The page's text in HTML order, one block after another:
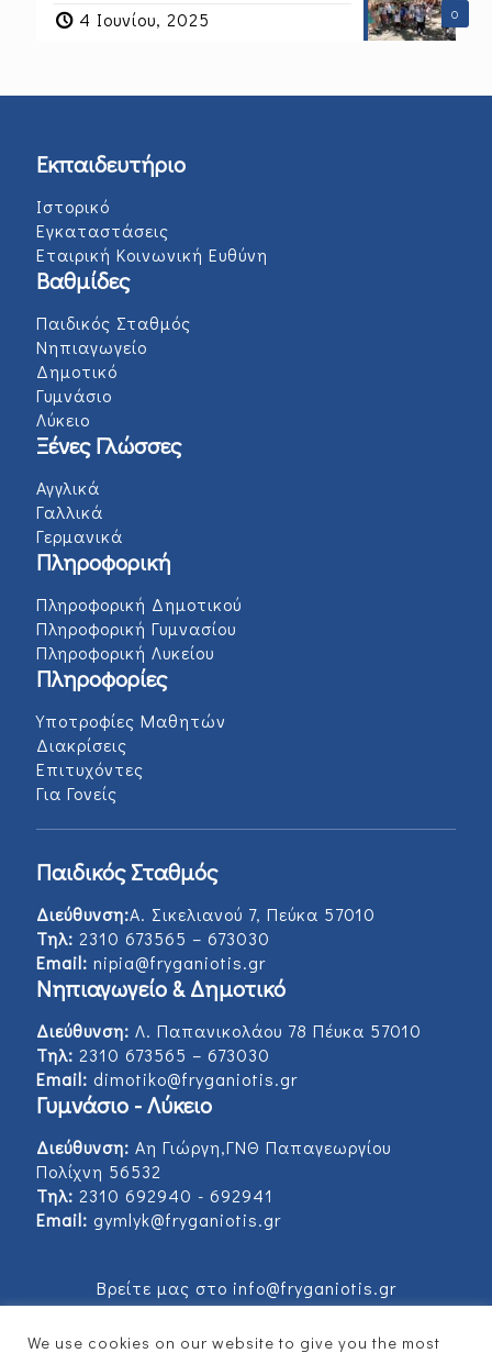
0
4 Ιουνίου, 2025
Εκπαιδευτήριο
Ιστορικό
Εγκαταστάσεις
Εταιρική Κοινωνική Ευθύνη
Βαθμίδες
Παιδικός Σταθμός
Νηπιαγωγείο
Δημοτικό
Γυμνάσιο
Λύκειο
Ξένες Γλώσσες
Αγγλικά
Γαλλικά
Γερμανικά
Πληροφορική
Πληροφορική Δημοτικού
Πληροφορική Γυμνασίου
Πληροφορική Λυκείου
Πληροφορίες
Υποτροφίες Μαθητών
Διακρίσεις
Επιτυχόντες
Για Γονείς
Παιδικός Σταθμός
Διεύθυνση:Α. Σικελιανού 7, Πεύκα 57010
Τηλ: 2310 673565 – 673030
Email: nipia@fryganiotis.gr
Νηπιαγωγείο & Δημοτικό
Διεύθυνση: Λ. Παπανικολάου 78 Πέυκα 57010
Τηλ: 2310 673565 – 673030
Email: dimotiko@fryganiotis.gr
Γυμνάσιο - Λύκειο
Διεύθυνση: Αη Γιώργη,ΓΝΘ Παπαγεωργίου
Πολίχνη 56532
Τηλ: 2310 692940 - 692941
Email: gymlyk@fryganiotis.gr
Βρείτε μας στο info@fryganiotis.gr
We use cookies on our website to give you the most